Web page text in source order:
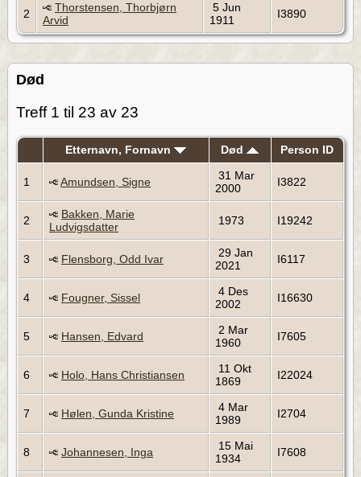
2
Thorstensen, Thorbjørn
Arvid
5 Jun
1911
I3890
Død
Treff 1 til 23 av 23
Etternavn, Fornavn Død Person ID
1 Amundsen, Signe
31 Mar
2000
I3822
2
Bakken, Marie
Ludvigsdatter
1973 I19242
3 Flensborg, Odd Ivar
29 Jan
2021
I6117
4 Fougner, Sissel
4 Des
2002
I16630
5 Hansen, Edvard
2 Mar
1960
I7605
6 Holo, Hans Christiansen
11 Okt
1869
I22024
7 Hølen, Gunda Kristine
4 Mar
1989
I2704
8 Johannesen, Inga
15 Mai
1934
I7608